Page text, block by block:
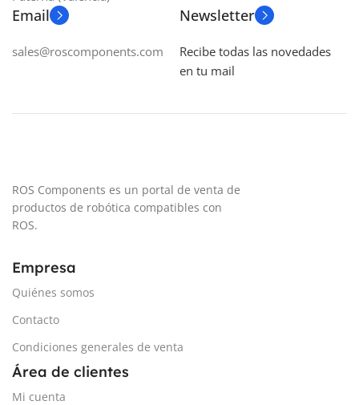
MICRÓFONOS
SISTEMA DE TRACCIÓN
11.1V 7800mAh 86Wh
ENTORNO
CONECTIVIDAD
ETHERNET
MATERIALES
Placa de aluminio con
Email
sales@roscomponents.com
Newsletter
Recibe todas las novedades
en tu mail
ROS Components es un portal de venta de
productos de robótica compatibles con
ROS.
Empresa
Quiénes somos
Contacto
Condiciones generales de venta
Área de clientes
Mi cuenta